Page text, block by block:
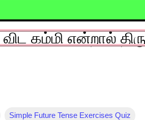
கம்மி என்றால்
Simple Future Tense Exercises Quiz